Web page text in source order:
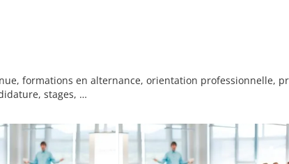
formations en alternance, orientation professionnelle,
stages, …